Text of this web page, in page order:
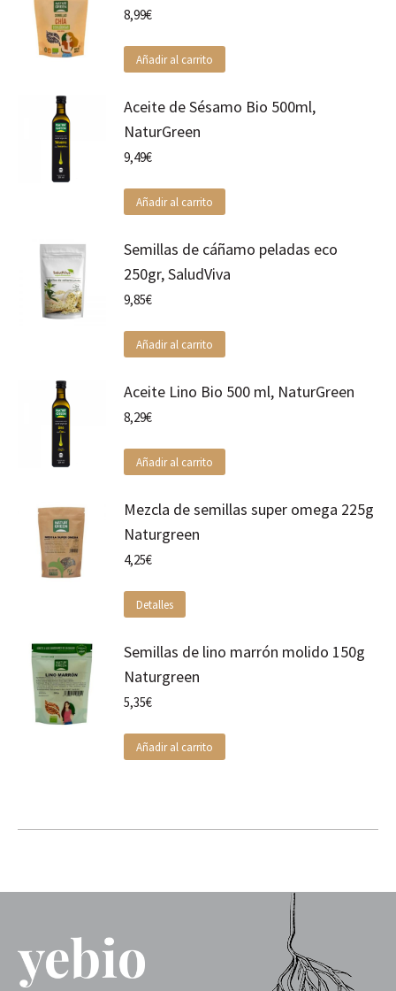
8,99€
Añadir al carrito
Aceite de Sésamo Bio 500ml,
NaturGreen
9,49€
Añadir al carrito
Semillas de cáñamo peladas eco
250gr, SaludViva
9,85€
Añadir al carrito
Aceite Lino Bio 500 ml, NaturGreen
8,29€
Añadir al carrito
Mezcla de semillas super omega 225g
Naturgreen
4,25€
Detalles
Semillas de lino marrón molido 150g
Naturgreen
5,35€
Añadir al carrito